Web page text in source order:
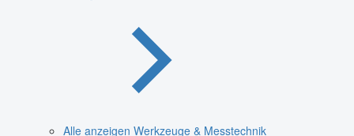
Alle anzeigen Werkzeuge & Messtechnik